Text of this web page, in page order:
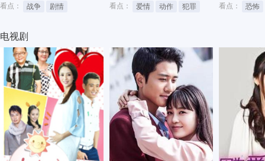
看点：
战争 剧情
看点：
爱情 动作 犯罪
看点：
恐怖
电视剧